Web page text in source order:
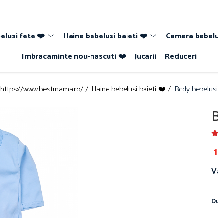
fete ❤️ Haine bebelusi baieti ❤️
Camera
Imbracaminte nou-nascuti ❤️
Jucarii Reduceri
https://www.bestmama.ro/ / Haine bebelusi baieti ❤️ / Body bebelusi